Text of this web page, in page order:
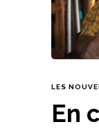
LES
En